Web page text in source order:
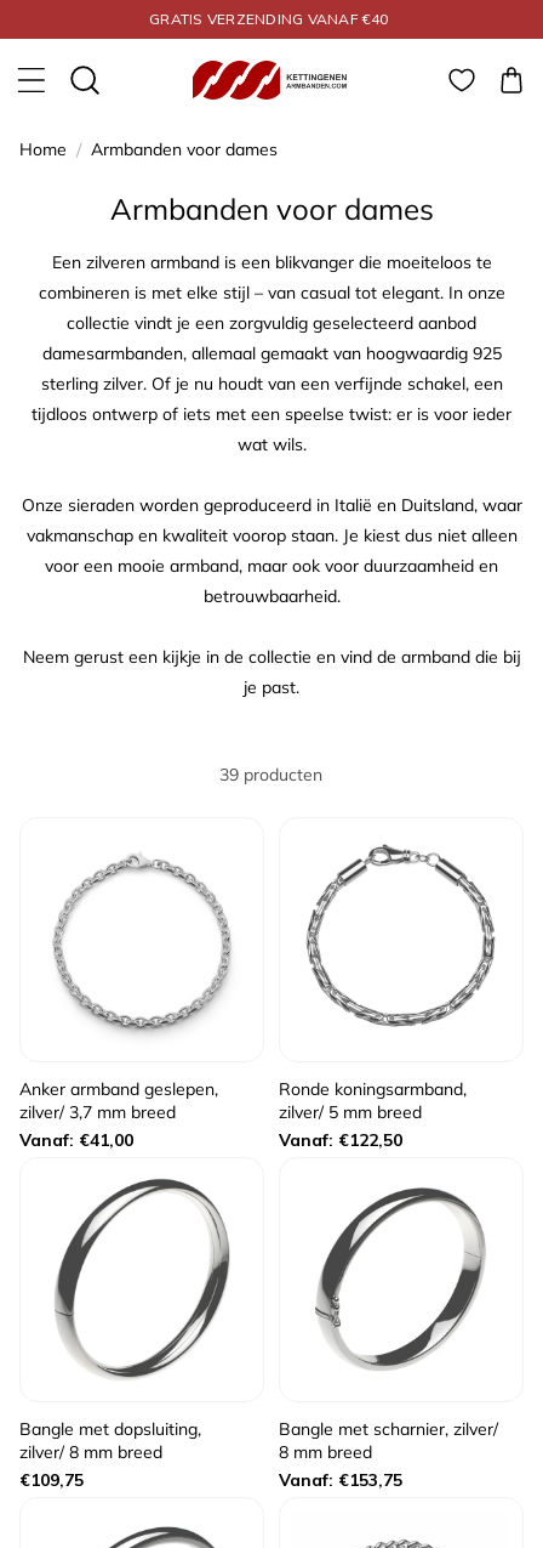
content
ALLES GEGARANDEERD 925
Home / Armbanden voor dames
Collectie:
Armbanden voor dames
Een zilveren armband is een blikvanger die moeiteloos te
combineren is met elke stijl – van casual tot elegant. In onze
collectie vindt je een zorgvuldig geselecteerd aanbod
damesarmbanden, allemaal gemaakt van hoogwaardig 925
sterling zilver. Of je nu houdt van een verfijnde schakel, een
tijdloos ontwerp of iets met een speelse twist: er is voor ieder
wat wils.
Onze sieraden worden geproduceerd in Italië en Duitsland, waar
vakmanschap en kwaliteit voorop staan. Je kiest dus niet alleen
voor een mooie armband, maar ook voor duurzaamheid en
betrouwbaarheid.
Neem gerust een kijkje in de collectie en vind de armband die bij
je past.
39 producten
Anker armband geslepen,
zilver/ 3,7 mm breed
Normale
Vanaf: €41,00
Ronde koningsarmband,
zilver/ 5 mm breed
Normale
Vanaf: €122,50
Bangle met dopsluiting,
zilver/ 8 mm breed
Normale
€109,75
Bangle met scharnier, zilver/
8 mm breed
Normale
Vanaf: €153,75